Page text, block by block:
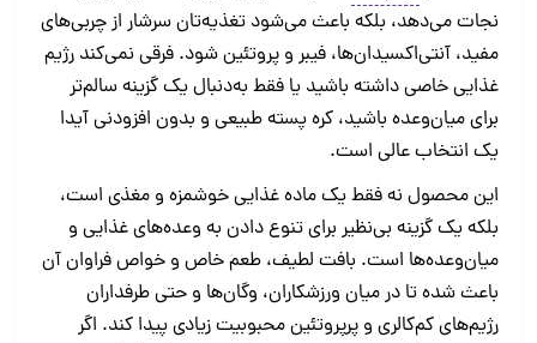
نجات می‌دهد، بلکه باعث می‌شود تغذیه‌تان سرشار از چربی‌های
مفید، آنتی‌اکسیدان‌ها، فیبر و پروتئین شود. فرقی نمی‌کند رژیم
غذایی خاصی داشته باشید یا فقط به‌دنبال یک گزینه سالم‌تر
برای میان‌وعده باشید، کره پسته طبیعی و بدون افزودنی آیدا
یک انتخاب عالی است.
این محصول نه‌ فقط یک ماده غذایی خوشمزه و مغذی است،
بلکه یک گزینه بی‌نظیر برای تنوع دادن به وعده‌های غذایی و
میان‌وعده‌ها است. بافت لطیف، طعم خاص و خواص فراوان آن
باعث شده تا در میان ورزشکاران، وگان‌ها و حتی طرفداران
رژیم‌های کم‌کالری و پرپروتئین محبوبیت زیادی پیدا کند. اگر